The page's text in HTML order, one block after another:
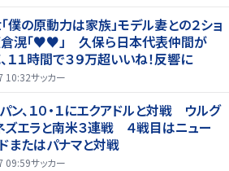
僕の原動力は家族」モデル妻との２ショ
滉「♥♥」 久保ら日本代表仲間が
１１時間で３９万超いいね！反響に
10:32サッカー
ン、１０・１にエクアドルと対戦 ウルグ
ズエラと南米３連戦 ４戦目はニュー
またはパナマと対戦
09:59サッカー